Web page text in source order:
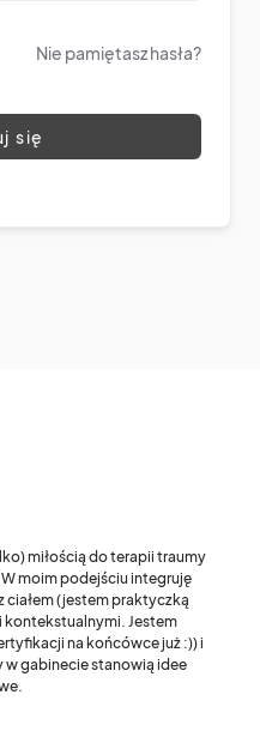
Nie pamiętasz hasła?
się
miłością do terapii traumy
moim podejściu integruję
ciałem (jestem praktyczką
kontekstualnymi. Jestem
na końcówce już :)) i
gabinecie stanowią idee